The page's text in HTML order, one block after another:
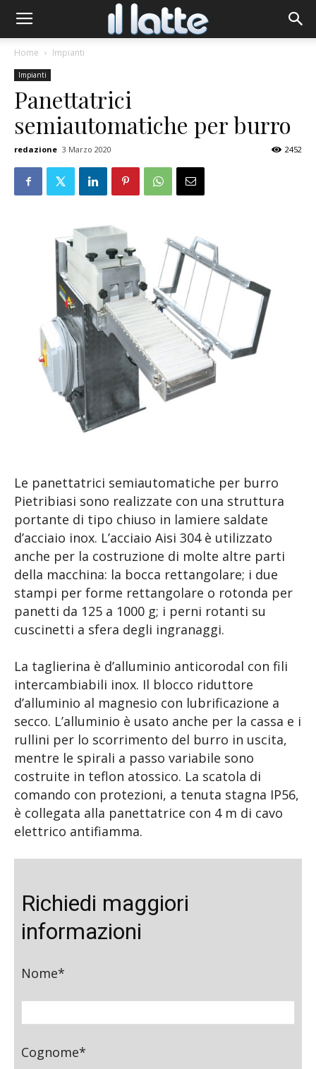
Home Impianti
Impianti
Panettatrici
semiautomatiche per burro
redazione 3 Marzo 2020 2452
Le panettatrici semiautomatiche per burro
Pietribiasi sono realizzate con una struttura
portante di tipo chiuso in lamiere saldate
d’acciaio inox. L’acciaio Aisi 304 è utilizzato
anche per la costruzione di molte altre parti
della macchina: la bocca rettangolare; i due
stampi per forme rettangolare o rotonda per
panetti da 125 a 1000 g; i perni rotanti su
cuscinetti a sfera degli ingranaggi.
La taglierina è d’alluminio anticorodal con fili
intercambiabili inox. Il blocco riduttore
d’alluminio al magnesio con lubrificazione a
secco. L’alluminio è usato anche per la cassa e i
rullini per lo scorrimento del burro in uscita,
mentre le spirali a passo variabile sono
costruite in teflon atossico. La scatola di
comando con protezioni, a tenuta stagna IP56,
è collegata alla panettatrice con 4 m di cavo
elettrico antifiamma.
Richiedi maggiori
informazioni
Nome*
Cognome*